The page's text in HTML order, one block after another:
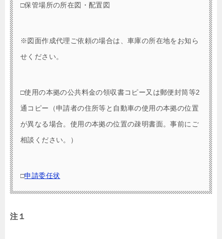
□保管場所の所在図・配置図
※図面作成代理ご依頼の場合は、車庫の所在地をお知ら
せください。
□使用の本拠の公共料金の領収書コピー又は郵便封筒等2
通コピー（申請者の住所等と自動車の使用の本拠の位置
が異なる場合。使用の本拠の位置の疎明書面。事前にご
相談ください。）
□申請委任状
注１